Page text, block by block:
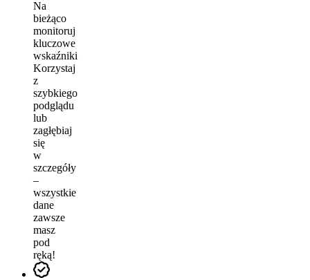
Na
bieżąco
monitoruj
kluczowe
wskaźniki
Korzystaj
z
szybkiego
podglądu
lub
zagłębiaj
się
w
szczegóły
–
wszystkie
dane
zawsze
masz
pod
ręką!